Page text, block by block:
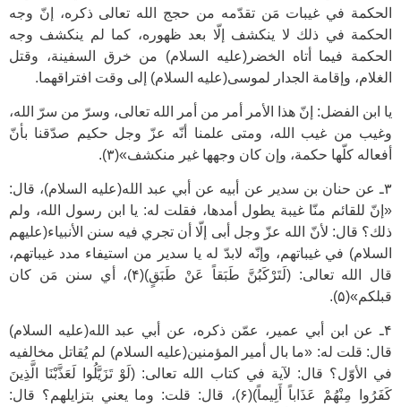
الحكمة في غيبات مَن تقدّمه من حجج الله تعالى ذكره، إنّ وجه
الحكمة في ذلك لا ينكشف إلّا بعد ظهوره، كما لم ينكشف وجه
الحكمة فيما أتاه الخضر(عليه السلام) من خرق السفينة، وقتل
الغلام، وإقامة الجدار لموسى(عليه السلام) إلى وقت افتراقهما.
يا ابن الفضل: إنّ هذا الأمر أمر من أمر الله تعالى، وسرّ من سرّ الله،
وغيب من غيب الله، ومتى علمنا أنّه عزّ وجل حكيم صدّقنا بأنّ
أفعاله كلّها حكمة، وإن كان وجهها غير منكشف»(۳).
۳ـ عن حنان بن سدير عن أبيه عن أبي عبد الله(عليه السلام)، قال:
«إنّ للقائم منّا غيبة يطول أمدها، فقلت له: يا ابن رسول الله، ولم
ذلك؟ قال: لأنّ الله عزّ وجل أبى إلّا أن تجري فيه سنن الأنبياء(عليهم
السلام) في غيباتهم، وإنّه لابدّ له يا سدير من استيفاء مدد غيباتهم،
قال الله تعالى: (لَتَرْكَبُنَّ طَبَقاً عَنْ طَبَقٍ)(۴)، أي سنن مَن كان
قبلكم»(۵).
۴ـ عن ابن أبي عمير، عمّن ذكره، عن أبي عبد الله(عليه السلام)
قال: قلت له: «ما بال أمير المؤمنين(عليه السلام) لم يُقاتل مخالفيه
في الأوّل؟ قال: لآية في كتاب الله تعالى: (لَوْ تَزَيَّلُوا لَعَذَّبْنَا الَّذِينَ
كَفَرُوا مِنْهُمْ عَذَاباً أَلِيماً)(۶)، قال: قلت: وما يعني بتزايلهم؟ قال: